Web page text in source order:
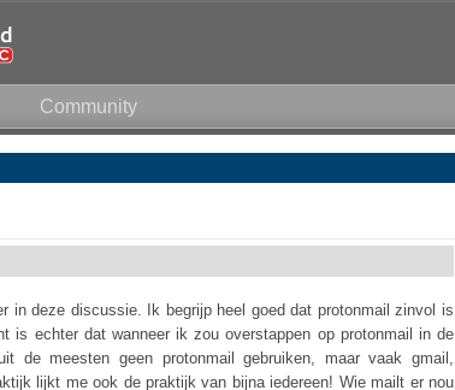
Community
in deze discussie. Ik begrijp heel goed dat protonmail zinvol is
is echter dat wanneer ik zou overstappen op protonmail in de
de meesten geen protonmail gebruiken, maar vaak gmail,
lijkt me ook de praktijk van bijna iedereen! Wie mailt er nou